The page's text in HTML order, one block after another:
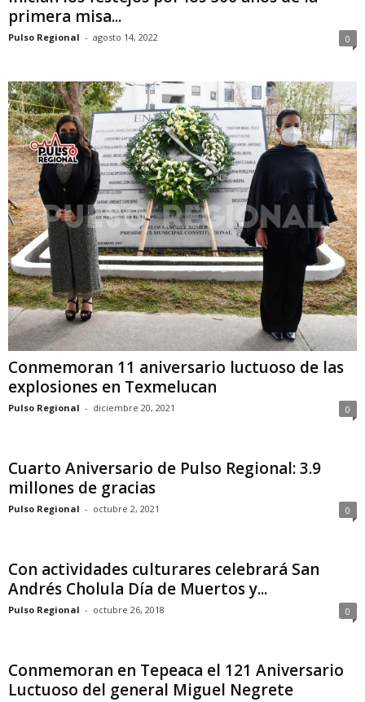
primera misa...
Pulso Regional - agosto 14, 2022 0
Conmemoran 11 aniversario luctuoso de las
explosiones en Texmelucan
Pulso Regional - diciembre 20, 2021 0
Cuarto Aniversario de Pulso Regional: 3.9
millones de gracias
Pulso Regional - octubre 2, 2021 0
Con actividades culturares celebrará San
Andrés Cholula Día de Muertos y...
Pulso Regional - octubre 26, 2018 0
Conmemoran en Tepeaca el 121 Aniversario
Luctuoso del general Miguel Negrete